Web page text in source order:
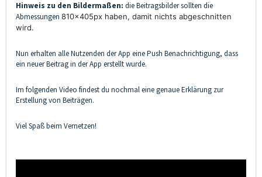
Hinweis zu den Bildermaßen: die Beitragsbilder sollten die
Abmessungen 810x405px haben, damit nichts abgeschnitten
wird.
Nun erhalten alle Nutzenden der App eine Push Benachrichtigung, dass
ein neuer Beitrag in der App erstellt wurde.
Im folgenden Video findest du nochmal eine genaue Erklärung zur
Erstellung von Beiträgen.
Viel Spaß beim Vernetzen!